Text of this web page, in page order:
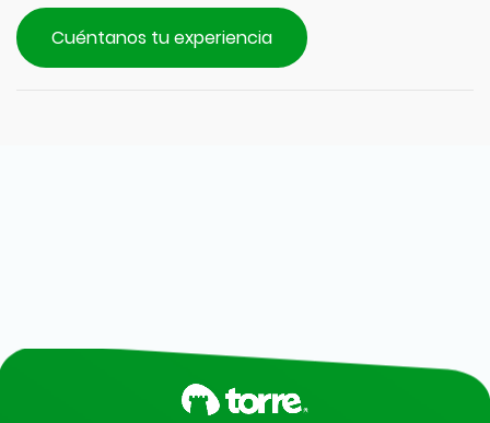
Cuéntanos tu experiencia